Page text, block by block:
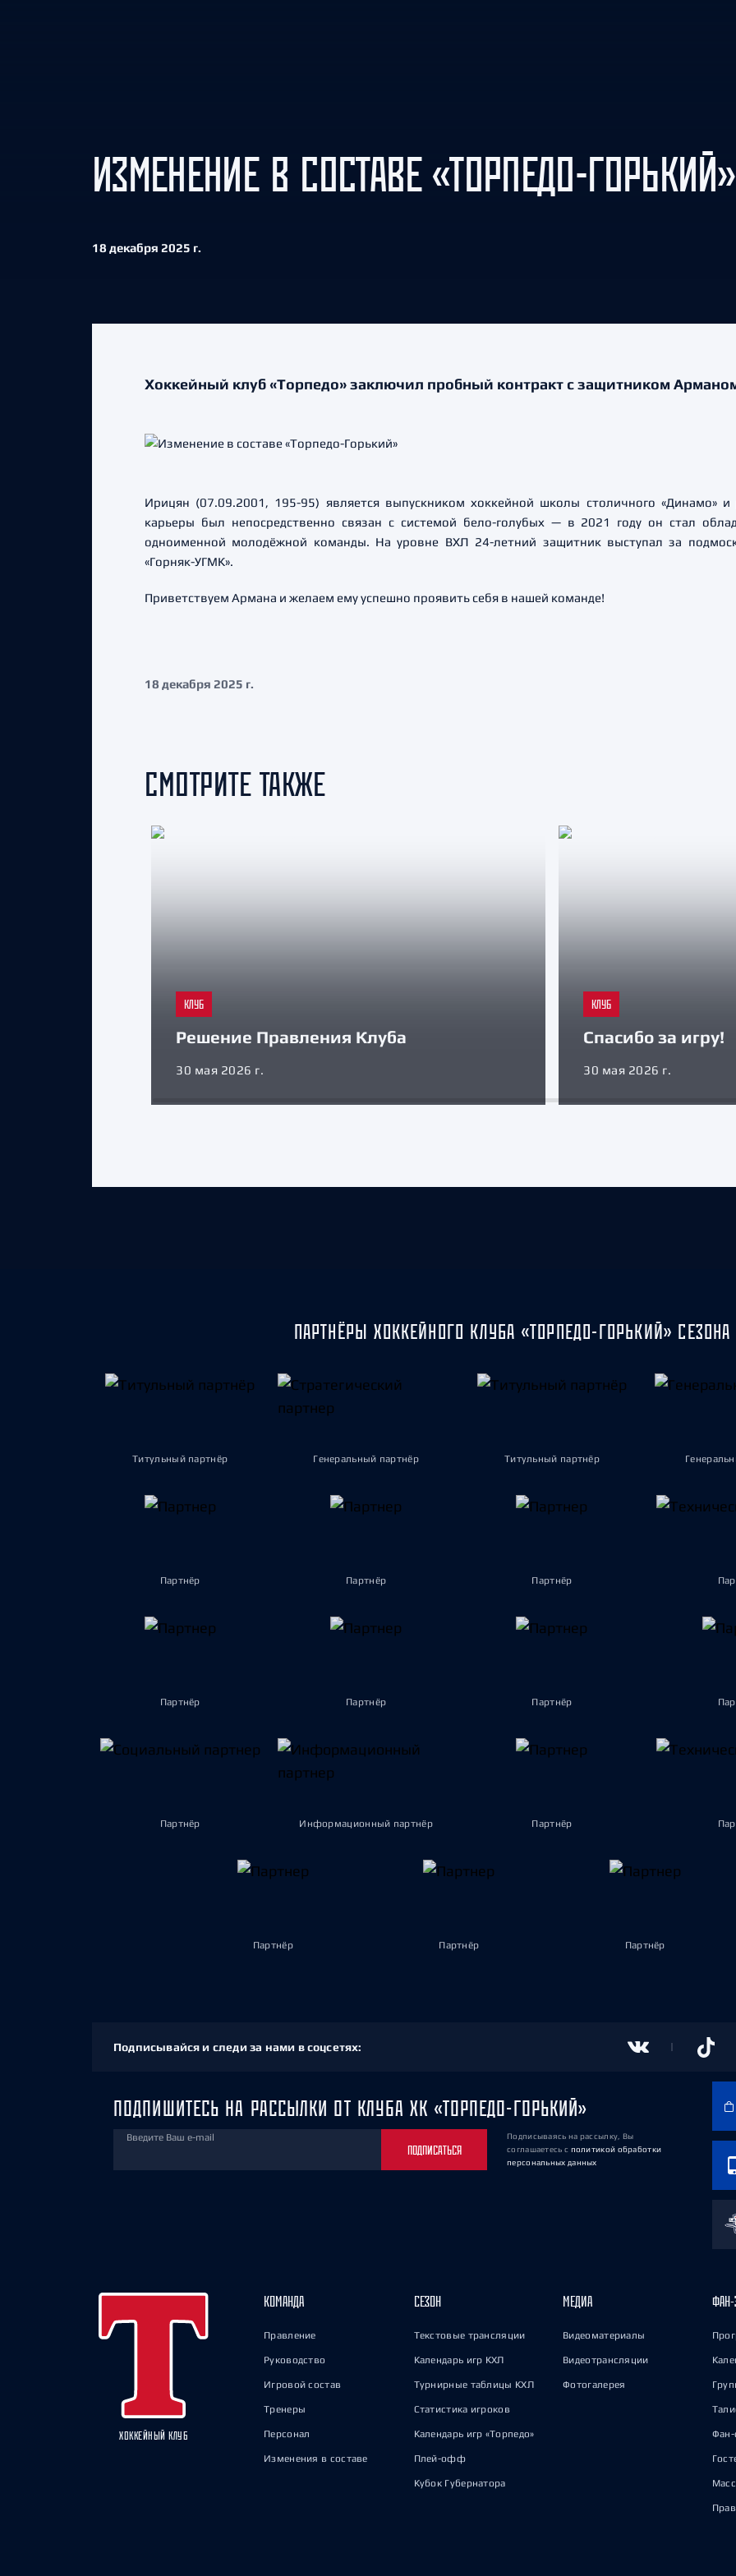
ИЗМЕНЕНИЕ В СОСТАВЕ «ТОРПЕДО-ГОРЬКИЙ»
18 декабря 2025 г.
Хоккейный клуб «Торпедо» заключил пробный контракт с защитником
Ирицян (07.09.2001, 195-95) является выпускником хоккейной школы столичного «Динамо»
карьеры был непосредственно связан с системой бело-голубых — в 2021 году он стал
одноименной молодёжной команды. На уровне ВХЛ 24-летний защитник выступал за
«Горняк-УГМК».
Приветствуем Армана и желаем ему успешно проявить себя в нашей команде!
18 декабря 2025 г.
СМОТРИТЕ ТАКЖЕ
КЛУБ
Решение Правления Клуба
30 мая 2026 г.
КЛУБ
Спасибо за игру!
30 мая 2026 г.
ПАРТНЁРЫ ХОККЕЙНОГО КЛУБА «ТОРПЕДО-ГОРЬКИЙ» СЕЗОНА
Титульный партнёр Генеральный партнёр Титульный партнёр
Партнёр Партнёр Партнёр
Партнёр Партнёр Партнёр
Партнёр Информационный партнёр Партнёр
Партнёр Партнёр Партнёр
Подписывайся и следи за нами в соцсетях:
ПОДПИШИТЕСЬ НА РАССЫЛКИ ОТ КЛУБА ХК «ТОРПЕДО-ГОРЬКИЙ»
Введите Ваш e-mail
ПОДПИСАТЬСЯ
Подписываясь на рассылку, Вы
соглашаетесь с политикой обработки
персональных данных
ХОККЕЙНЫЙ КЛУБ
КОМАНДА
Правление
Руководство
Игровой состав
Тренеры
Персонал
Изменения в составе
СЕЗОН
Текстовые трансляции
Календарь игр КХЛ
Турнирные таблицы КХЛ
Статистика игроков
Календарь игр «Торпедо»
Плей-офф
Кубок Губернатора
МЕДИА
Видеоматериалы
Видеотрансляции
Фотогалерея
ФАН-
Фан-